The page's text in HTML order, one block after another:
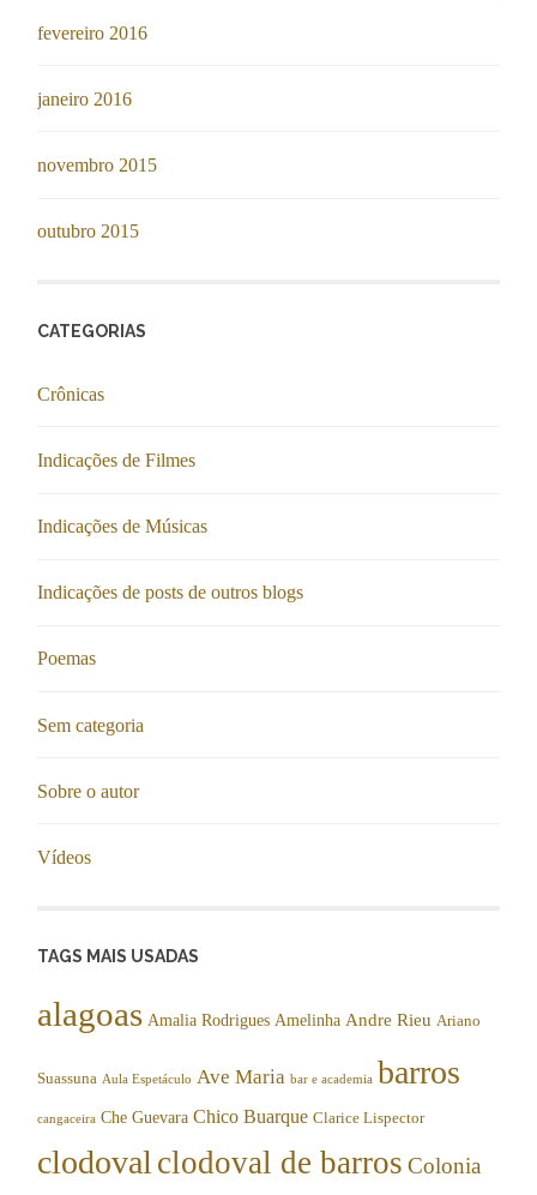
fevereiro 2016
janeiro 2016
novembro 2015
outubro 2015
CATEGORIAS
Crônicas
Indicações de Filmes
Indicações de Músicas
Indicações de posts de outros blogs
Poemas
Sem categoria
Sobre o autor
Vídeos
TAGS MAIS USADAS
alagoas Amalia Rodrigues Amelinha Andre Rieu Ariano
Suassuna Aula Espetáculo Ave Maria bar e academia barros
cangaceira Che Guevara Chico Buarque Clarice Lispector
clodovalclodoval de barros Colonia